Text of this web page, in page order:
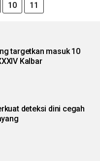
10 11
targetkan masuk 10
Kalbar
deteksi dini cegah